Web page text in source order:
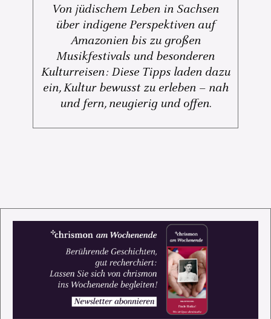
Von jüdischem Leben in Sachsen
über indigene Perspektiven auf
Amazonien bis zu großen
Musikfestivals und besonderen
Kulturreisen: Diese Tipps laden dazu
ein, Kultur bewusst zu erleben – nah
und fern, neugierig und offen.